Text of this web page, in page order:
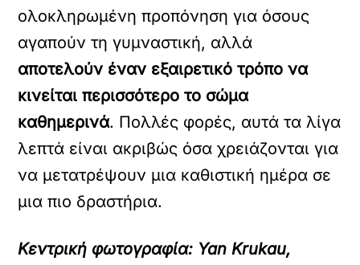
ολοκληρωμένη προπόνηση για όσους
αγαπούν τη γυμναστική, αλλά
αποτελούν έναν εξαιρετικό τρόπο να
κινείται περισσότερο το σώμα
καθημερινά. Πολλές φορές, αυτά τα λίγα
λεπτά είναι ακριβώς όσα χρειάζονται για
να μετατρέψουν μια καθιστική ημέρα σε
μια πιο δραστήρια.
Κεντρική φωτογραφία: Yan Krukau,